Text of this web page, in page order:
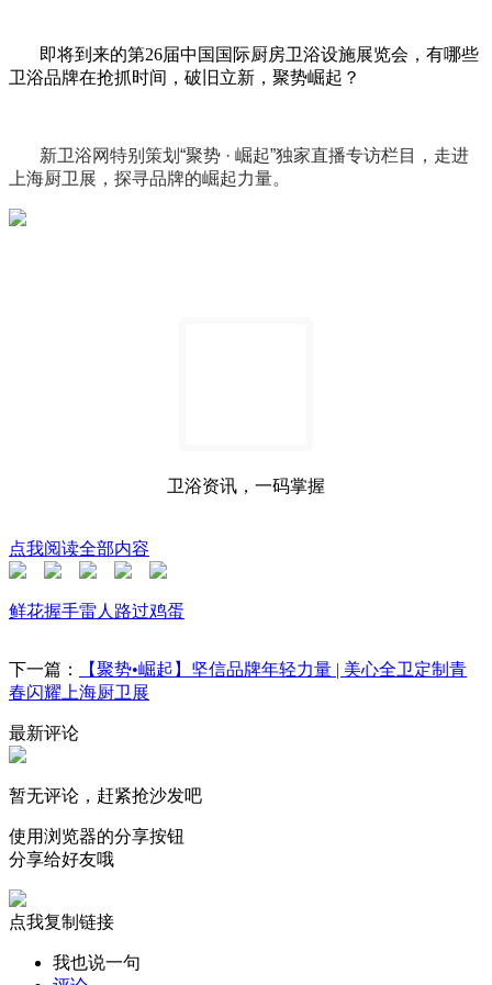
即将到来的第26届中国国际厨房卫浴设施展览会，有哪些
卫浴品牌在抢抓时间， 破旧立新，聚势崛起？
新卫浴网特别策划 “聚势 · 崛起”独家直播专访栏目，走进
上海厨卫展，探寻品牌的崛起力量。
卫浴资讯，一码掌握
点我阅读全部内容
鲜花握手雷人 路过鸡蛋
下一篇：
【聚势•崛起】坚信品牌年轻力量 | 美心全卫定制青
春闪耀上海厨卫展
最新评论
暂无评论，赶紧抢沙发吧
使用浏览器的分享按钮
分享给好友哦
点我复制链接
我也说一句